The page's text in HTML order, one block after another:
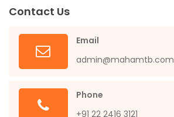
Contact Us
Email
admin@mahamtb.com
Phone
+91 22 2416 3121